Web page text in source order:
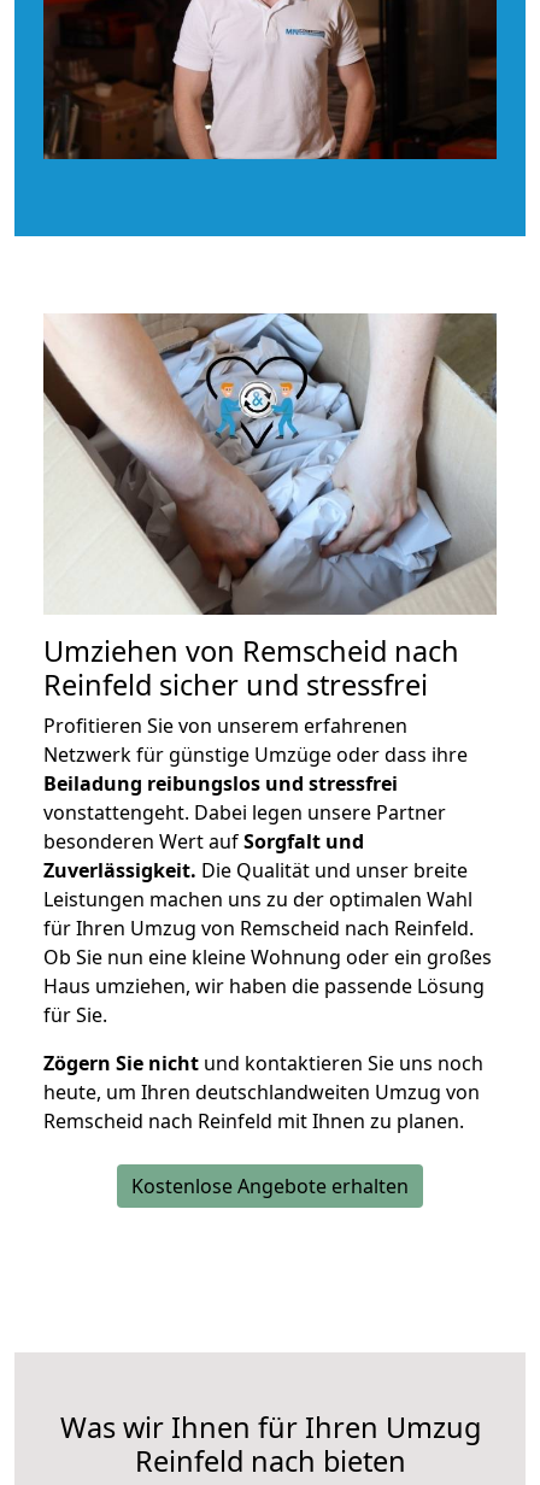
Umziehen von Remscheid nach
Reinfeld sicher und stressfrei
Profitieren Sie von unserem erfahrenen
Netzwerk für günstige Umzüge oder dass ihre
Beiladung reibungslos und stressfrei
vonstattengeht. Dabei legen unsere Partner
besonderen Wert aufSorgfalt und
Zuverlässigkeit. Die Qualität und unser breite
Leistungen machen uns zu der optimalen Wahl
für Ihren Umzug von Remscheid nach Reinfeld.
Ob Sie nun eine kleine Wohnung oder ein großes
Haus umziehen, wir haben die passende Lösung
für Sie.
Zögern Sie nicht und kontaktieren Sie uns noch
heute, um Ihren deutschlandweiten Umzug von
Remscheid nach Reinfeld mit Ihnen zu planen.
Kostenlose Angebote erhalten
Was wir Ihnen für Ihren Umzug
Reinfeld nach bieten